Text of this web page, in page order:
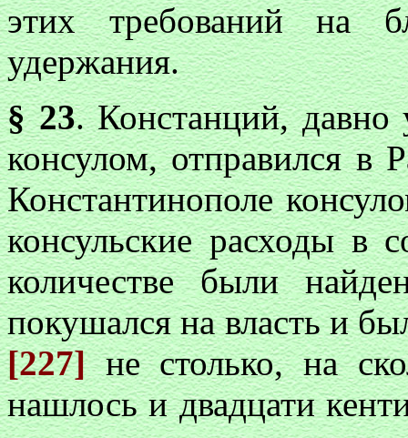
этих требований на
удержания.
§ 23. Констанций,
консулом, отправился в
Константинополе
консульские расходы в
количестве были
покушался на власть и
[227] не столько, на
нашлось и двадцати